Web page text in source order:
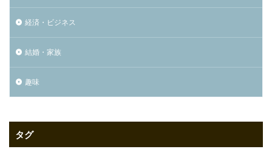
経済・ビジネス
結婚・家族
趣味
タグ